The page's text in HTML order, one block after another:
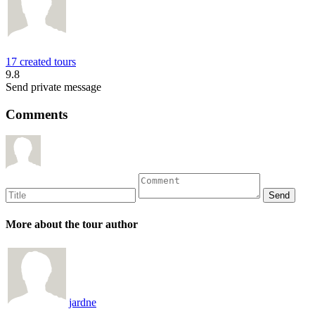
17 created tours
9.8
Send private message
Comments
More about the tour author
jardne